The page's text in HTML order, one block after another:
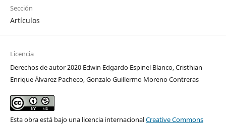
Sección
Artículos
Licencia
Derechos de autor 2020 Edwin Edgardo Espinel Blanco, Cristhian
Enrique Álvarez Pacheco, Gonzalo Guillermo Moreno Contreras
Esta obra está bajo una licencia internacionalCreative Commons